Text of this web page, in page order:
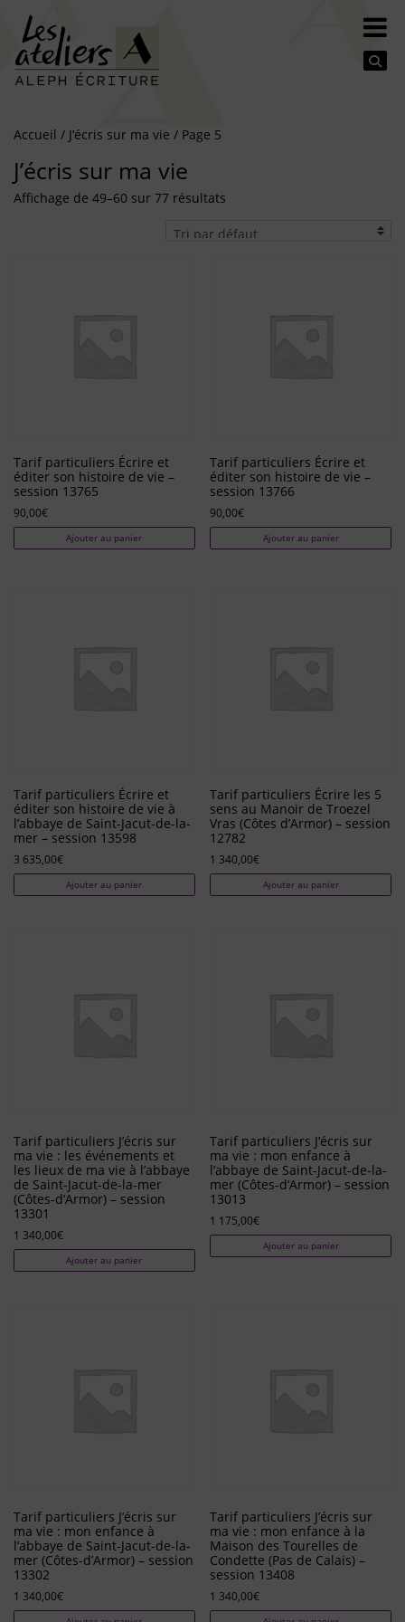
Accueil / J’écris sur ma vie / Page 5
J’écris sur ma vie
Affichage de 49–60 sur 77 résultats
Tarif particuliers Écrire et
éditer son histoire de vie –
session 13765
90,00€
Ajouter au panier
Tarif particuliers Écrire et
éditer son histoire de vie –
session 13766
90,00€
Ajouter au panier
Tarif particuliers Écrire et
éditer son histoire de vie à
l’abbaye de Saint-Jacut-de-la-
mer – session 13598
3 635,00€
Ajouter au panier
Tarif particuliers Écrire les 5
sens au Manoir de Troezel
Vras (Côtes d’Armor) – session
12782
1 340,00€
Ajouter au panier
Tarif particuliers J’écris sur
ma vie : les événements et
les lieux de ma vie à l’abbaye
de Saint-Jacut-de-la-mer
(Côtes-d’Armor) – session
13301
1 340,00€
Ajouter au panier
Tarif particuliers J’écris sur
ma vie : mon enfance à
l’abbaye de Saint-Jacut-de-la-
mer (Côtes-d’Armor) – session
13013
1 175,00€
Ajouter au panier
Tarif particuliers J’écris sur
ma vie : mon enfance à
l’abbaye de Saint-Jacut-de-la-
mer (Côtes-d’Armor) – session
13302
1 340,00€
Tarif particuliers J’écris sur
ma vie : mon enfance à la
Maison des Tourelles de
Condette (Pas de Calais) –
session 13408
1 340,00€